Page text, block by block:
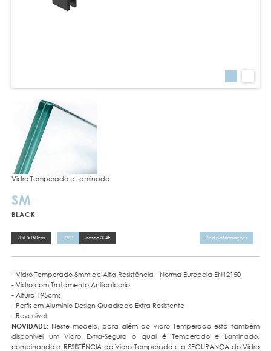
Vidro Temperado e Laminado
SM
BLACK
70<->150cm PVP desde 324€ Pedir informações
- Vidro Temperado 8mm de Alta Resistência - Norma Europeia EN12150
- Vidro com Tratamento Anticalcário
- Altura 195cms
- Perfis em Alumínio Design Quadrado Extra Resistente
- Reversível
NOVIDADE: Neste modelo, para além do Vidro Temperado está também
disponível um Vidro Extra-Seguro o qual é Temperado e Laminado,
combinando a RESISTÊNCIA do Vidro Temperado e a SEGURANÇA do Vidro